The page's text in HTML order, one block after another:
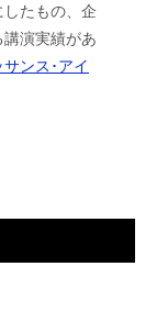
たもの、企
演実績があ
ンス･アイ